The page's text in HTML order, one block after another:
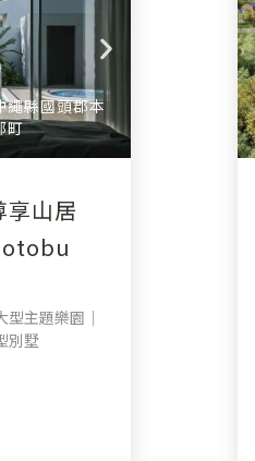
繩縣國頭郡本
町
享山居
主題樂園｜
別墅